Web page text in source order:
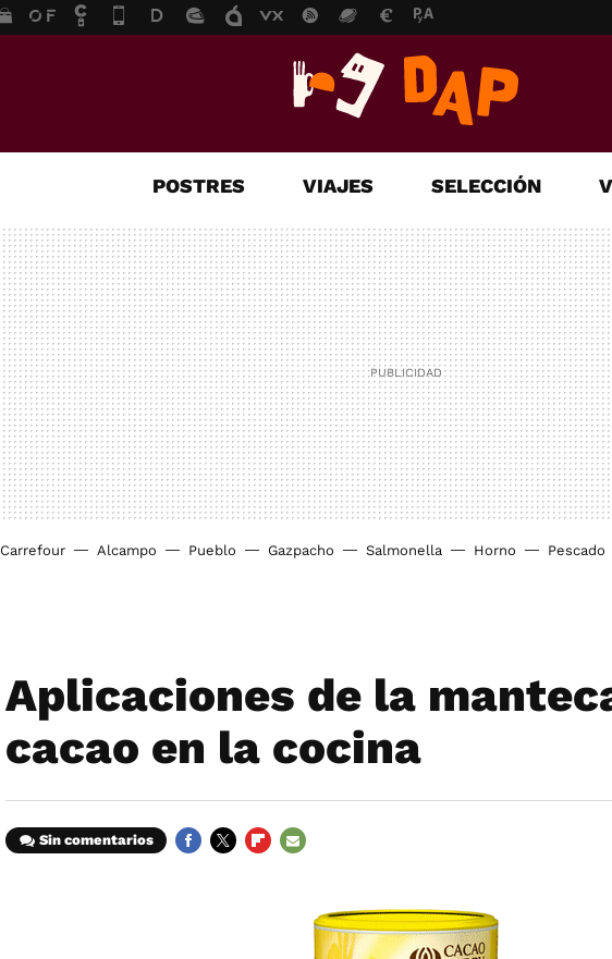
POSTRES VIAJES SELECCIÓN
Carrefour Alcampo Pueblo Gazpacho Salmonella Horno Pescado
Aplicaciones de la
cacao en la cocina
Sin comentarios